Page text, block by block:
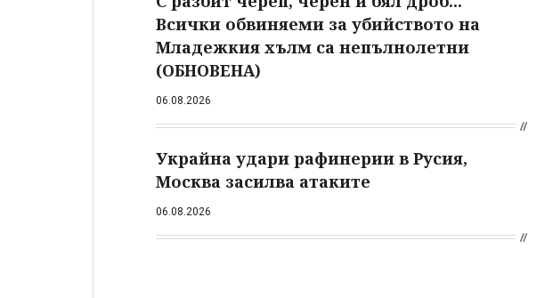
Всички обвиняеми за убийството на
Младежкия хълм са непълнолетни
(ОБНОВЕНА)
06.08.2026
Украйна удари рафинерии в Русия,
Москва засилва атаките
06.08.2026